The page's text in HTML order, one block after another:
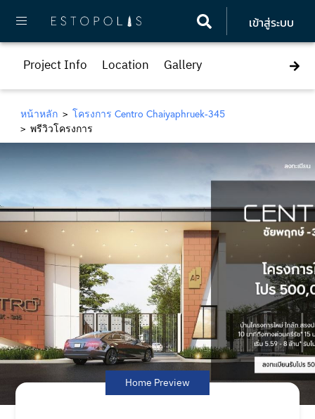
เข้าสู่ระบบ
Project Info Location Gallery
หน้าหลัก
โครงการ Centro Chaiyaphruek-345
พรีวิวโครงการ
Home Preview